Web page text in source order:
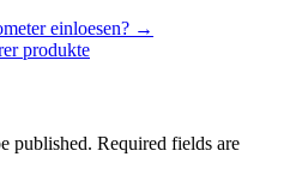
einloesen? →
produkte
published. Required fields are